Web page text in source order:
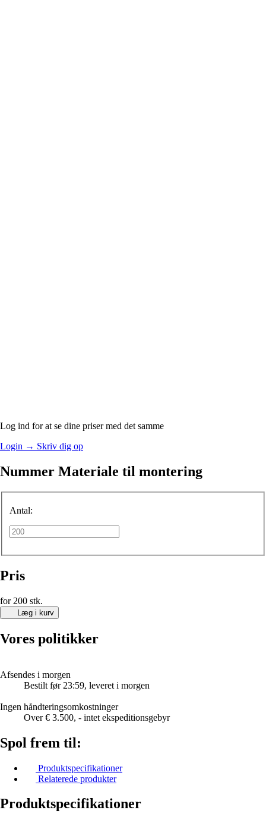
Log ind for at se dine priser med det samme
Login → Skriv dig op
Nummer Materiale til montering
Antal:
Pris
for 200 stk.
Læg i kurv
Vores politikker
Afsendes i morgen
Bestilt før 23:59, leveret i morgen
Ingen håndteringsomkostninger
Over € 3.500, - intet ekspeditionsgebyr
Spol frem til:
Produktspecifikationer
Relaterede produkter
Produktspecifikationer